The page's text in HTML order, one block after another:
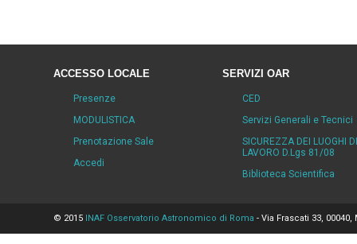
ACCESSO LOCALE
Presenze
MODULISTICA
Prenotazione Sale
Accedi
SERVIZI OAR
CED
Servizi Generali e Tecnici
SICUREZZA DEI LUOGHI DI
LAVORO D.Lgs 81/08
Biblioteca Scientifica
© 2015 INAF Osservatorio Astronomico di Roma - Via Frascati 33,